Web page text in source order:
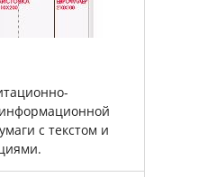
с текстом и